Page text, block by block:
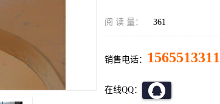
阅 读 量： 361
销售电话：
在线QQ：